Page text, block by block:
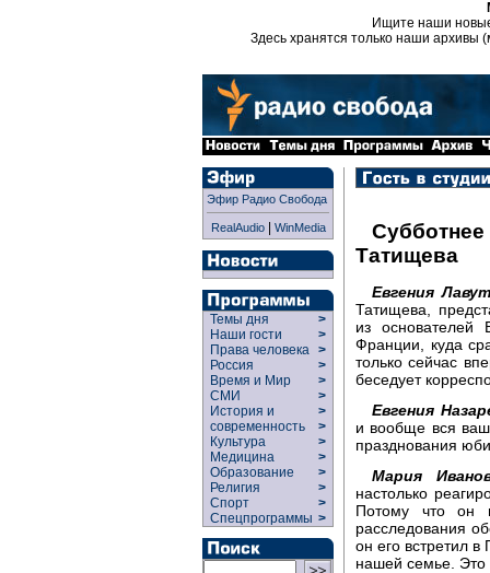
Ищите наши
Здесь хранятся только наши архивы
Эфир Радио Свобода
RealAudio| WinMedia
Темы дня
>
Наши гости
>
Права человека >
Россия
>
Время и Мир
>
СМИ
>
История и
современность
>
>
Культура
>
Медицина
>
Образование
>
Религия
>
Спорт
>
Спецпрограммы >
Татищева
Евгения
Татищева,
из основателей
Франции, куда
только сейчас
беседует
Евгения
и вообще вся
празднования
Мария
настолько
Потому что он
расследования
он его встретил
нашей семье. Это